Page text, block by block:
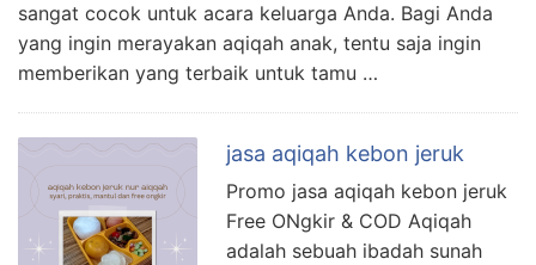
sangat cocok untuk acara keluarga Anda. Bagi Anda
yang ingin merayakan aqiqah anak, tentu saja ingin
memberikan yang terbaik untuk tamu …
jasa aqiqah kebon jeruk
Promo jasa aqiqah kebon jeruk
Free ONgkir & COD Aqiqah
adalah sebuah ibadah sunah